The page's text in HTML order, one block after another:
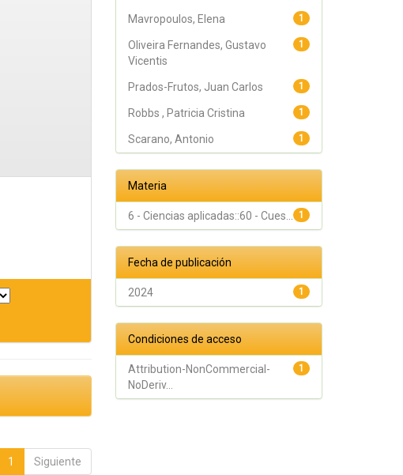
1 Siguiente
1
Mavropoulos, Elena
1
Oliveira Fernandes, Gustavo
Vicentis
1
Prados-Frutos, Juan Carlos
1
Robbs , Patricia Cristina
1
Scarano, Antonio
Materia
1
6 - Ciencias aplicadas::60 - Cues...
Fecha de publicación
1
2024
Condiciones de acceso
1
Attribution-NonCommercial-
NoDeriv...